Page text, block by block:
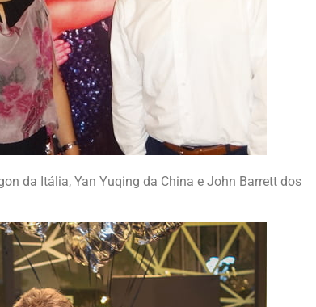
da Itália, Yan Yuqing da China e John Barrett dos